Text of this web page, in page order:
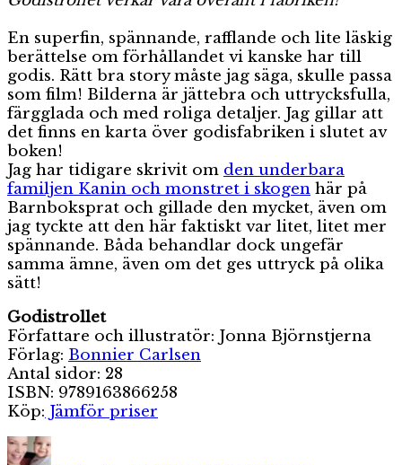
En superfin, spännande, rafflande och lite läskig
berättelse om förhållandet vi kanske har till
godis. Rätt bra story måste jag säga, skulle passa
som film! Bilderna är jättebra och uttrycksfulla,
färgglada och med roliga detaljer. Jag gillar att
det finns en karta över godisfabriken i slutet av
boken!
Jag har tidigare skrivit om den underbara
familjen Kanin och monstret i skogen här på
Barnboksprat och gillade den mycket, även om
jag tyckte att den här faktiskt var litet, litet mer
spännande. Båda behandlar dock ungefär
samma ämne, även om det ges uttryck på olika
sätt!
Godistrollet
Författare och illustratör: Jonna Björnstjerna
Förlag: Bonnier Carlsen
Antal sidor: 28
ISBN: 9789163866258
Köp: Jämför priser
Författare